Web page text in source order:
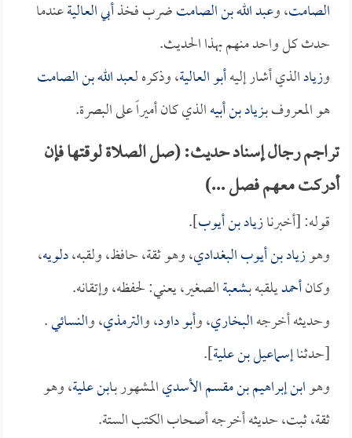
الصامت، وعبد الله بن الصامتضرب فخذأبي العاليةعندما
حدث كل واحد منهم بهذا الحديث.
وزيادالذي أشار إليهأبو العالية، وذكره لـعبد الله بن الصامت
هو المعروف بـزياد بن أبيهالذي كان أميراً على البصرة.
تراجم رجال إسناد حديث: (صل الصلاة لوقتها فإن
أدركت معهم فصل ...)
قوله: [أخبرنازياد بن أيوب].
وهوزياد بن أيوب البغدادي، وهو ثقة، حافظ، ولقبه،دلويه،
وكانأحمديلقبه بـشعبةالصغير، يعني: لحفظه، وإتقانه.
وحديثه أخرجهالبخاري، وأبو داود، والترمذي، والنسائي.
[حدثناإسماعيل بن علية].
وهوابن إبراهيم بن مقسم الأسديالمشهور بـابن علية، وهو
ثقة، ثبت، حديثه أخرجه أصحاب الكتب الستة.